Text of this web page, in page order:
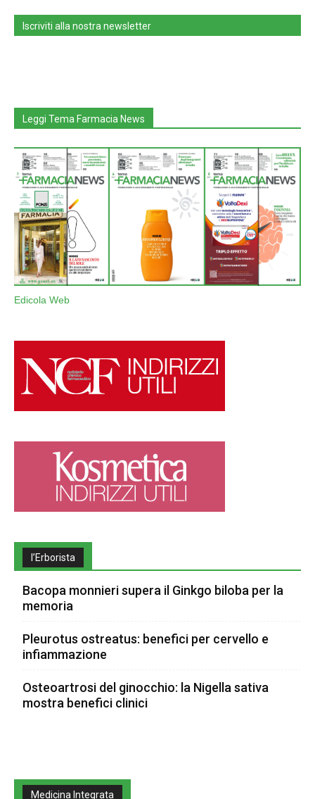
Iscriviti alla nostra newsletter
Leggi Tema Farmacia News
Edicola Web
l’Erborista
Bacopa monnieri supera il Ginkgo biloba per la
memoria
Pleurotus ostreatus: benefici per cervello e
infiammazione
Osteoartrosi del ginocchio: la Nigella sativa
mostra benefici clinici
Medicina Integrata